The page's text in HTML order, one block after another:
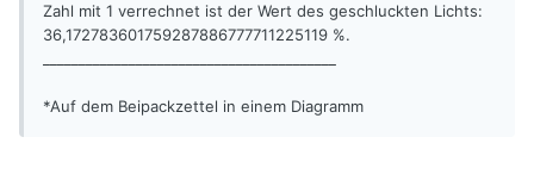
Zahl mit 1 verrechnet ist der Wert des geschluckten Lichts:
36,172783601759287886777711225119 %.
*Auf dem Beipackzettel in einem Diagramm